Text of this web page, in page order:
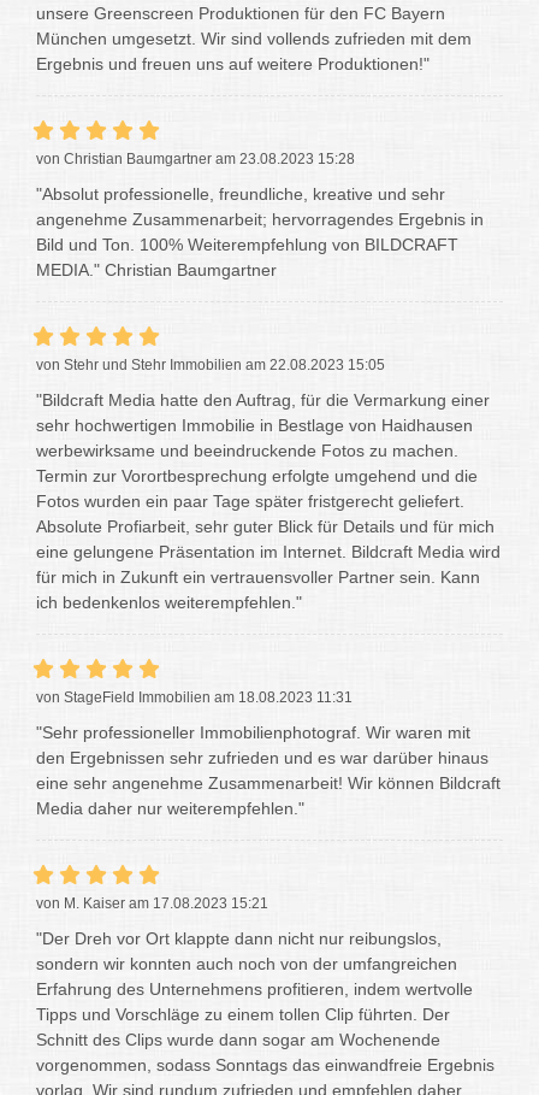
unsere Greenscreen Produktionen für den FC Bayern
München umgesetzt. Wir sind vollends zufrieden mit dem
Ergebnis und freuen uns auf weitere Produktionen!"
von Christian Baumgartner am 23.08.2023 15:28
"Absolut professionelle, freundliche, kreative und sehr
angenehme Zusammenarbeit; hervorragendes Ergebnis in
Bild und Ton. 100% Weiterempfehlung von BILDCRAFT
MEDIA." Christian Baumgartner
von Stehr und Stehr Immobilien am 22.08.2023 15:05
"Bildcraft Media hatte den Auftrag, für die Vermarkung einer
sehr hochwertigen Immobilie in Bestlage von Haidhausen
werbewirksame und beeindruckende Fotos zu machen.
Termin zur Vorortbesprechung erfolgte umgehend und die
Fotos wurden ein paar Tage später fristgerecht geliefert.
Absolute Profiarbeit, sehr guter Blick für Details und für mich
eine gelungene Präsentation im Internet. Bildcraft Media wird
für mich in Zukunft ein vertrauensvoller Partner sein. Kann
ich bedenkenlos weiterempfehlen."
von StageField Immobilien am 18.08.2023 11:31
"Sehr professioneller Immobilienphotograf. Wir waren mit
den Ergebnissen sehr zufrieden und es war darüber hinaus
eine sehr angenehme Zusammenarbeit! Wir können Bildcraft
Media daher nur weiterempfehlen."
von M. Kaiser am 17.08.2023 15:21
"Der Dreh vor Ort klappte dann nicht nur reibungslos,
sondern wir konnten auch noch von der umfangreichen
Erfahrung des Unternehmens profitieren, indem wertvolle
Tipps und Vorschläge zu einem tollen Clip führten. Der
Schnitt des Clips wurde dann sogar am Wochenende
vorgenommen, sodass Sonntags das einwandfreie Ergebnis
vorlag. Wir sind rundum zufrieden und empfehlen daher